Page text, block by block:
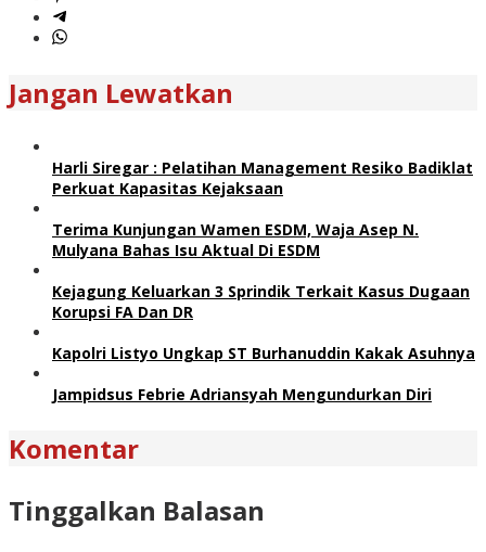
Jangan Lewatkan
Harli Siregar : Pelatihan Management Resiko Badiklat
Perkuat Kapasitas Kejaksaan
Terima Kunjungan Wamen ESDM, Waja Asep N.
Mulyana Bahas Isu Aktual Di ESDM
Kejagung Keluarkan 3 Sprindik Terkait Kasus Dugaan
Korupsi FA Dan DR
Kapolri Listyo Ungkap ST Burhanuddin Kakak Asuhnya
Jampidsus Febrie Adriansyah Mengundurkan Diri
Komentar
Tinggalkan Balasan